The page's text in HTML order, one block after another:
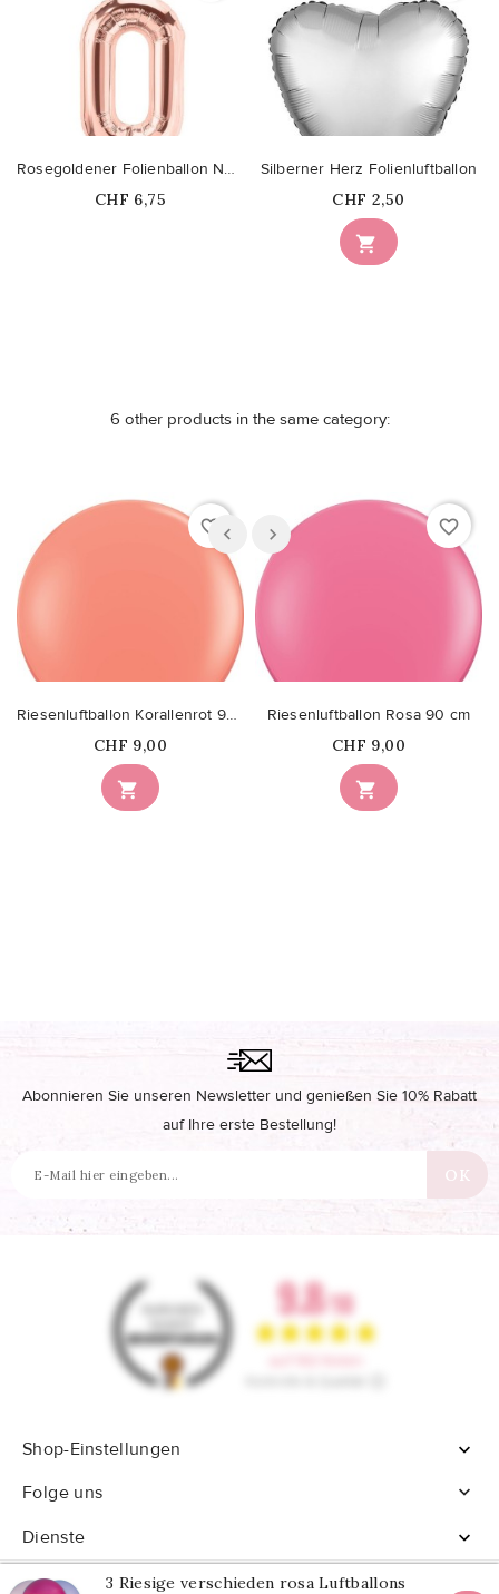
Rosegoldener Folienballon Nummer 0
Price
CHF 6,75

Silberner Herz Folienluftballon
Price
CHF 2,50
6 other products in the same category:
favorite_border

Riesenluftballon Korallenrot 90 cm
Price
CHF 9,00
favorite_border

Riesenluftballon Rosa 90 cm
Price
CHF 9,00
3 Riesige verschieden rosa Luftballons
Abonnieren Sie unseren Newsletter und genießen Sie 10% Rabatt
auf Ihre erste Bestellung!
Shop-Einstellungen

Folge uns

Dienste
